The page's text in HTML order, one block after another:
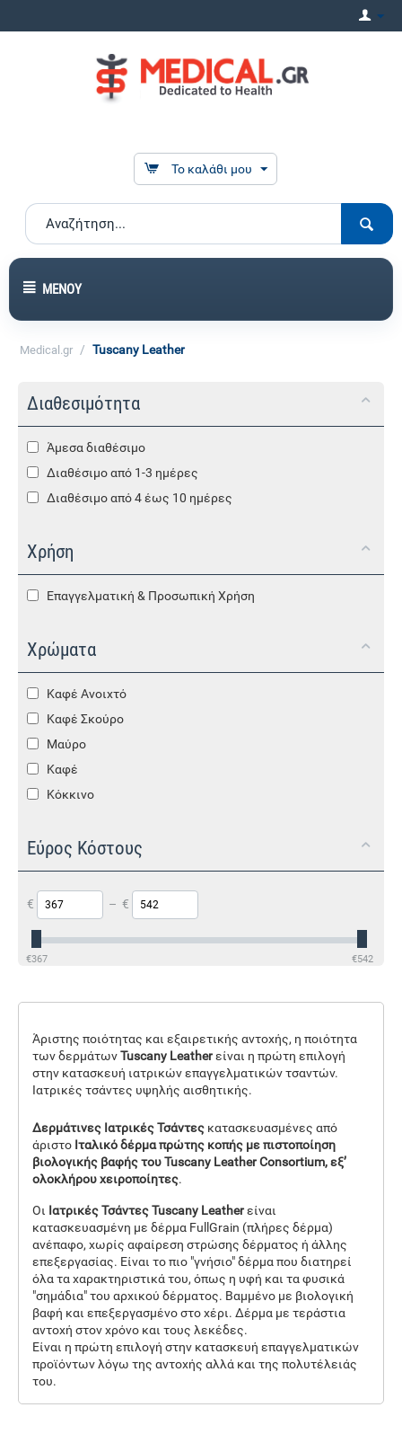
Το καλάθι μου
ΜΕΝΟΎ
Medical.gr / Tuscany Leather
Διαθεσιμότητα
Άμεσα διαθέσιμο
Διαθέσιμο από 1-3 ημέρες
Διαθέσιμο από 4 έως 10 ημέρες
Χρήση
Επαγγελματική & Προσωπική Χρήση
Χρώματα
Καφέ Ανοιχτό
Καφέ Σκούρο
Μαύρο
Καφέ
Κόκκινο
Εύρος Κόστους
€ – €
€367 €542
Άριστης ποιότητας και εξαιρετικής αντοχής, η ποιότητα
των δερμάτωνTuscany Leatherείναι η πρώτη επιλογή
στην κατασκευή ιατρικών επαγγελματικών τσαντών.
Ιατρικές τσάντες υψηλής αισθητικής.
Δερμάτινες Ιατρικές Τσάντες κατασκευασμένες από
άριστο Ιταλικό δέρμα πρώτης κοπής με πιστοποίηση
βιολογικής βαφής του Tuscany Leather Consortium, εξ’
ολοκλήρου χειροποίητες.
Οι Ιατρικές ΤσάντεςTuscany Leatherείναι
κατασκευασμένη με δέρμα FullGrain (πλήρες δέρμα)
ανέπαφο, χωρίς αφαίρεση στρώσης δέρματος ή άλλης
επεξεργασίας. Είναι το πιο "γνήσιο" δέρμα που διατηρεί
όλα τα χαρακτηριστικά του, όπως η υφή και τα φυσικά
"σημάδια" του αρχικού δέρματος. Βαμμένο με βιολογική
βαφή και επεξεργασμένο στο χέρι. Δέρμα με τεράστια
αντοχή στον χρόνο και τους λεκέδες.
Είναι η πρώτη επιλογή στην κατασκευή επαγγελματικών
προϊόντων λόγω της αντοχής αλλά και της πολυτέλειάς
του.